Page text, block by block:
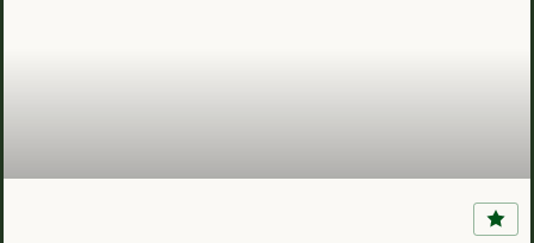
La Mili en la Guerra Civil Española (1936 -